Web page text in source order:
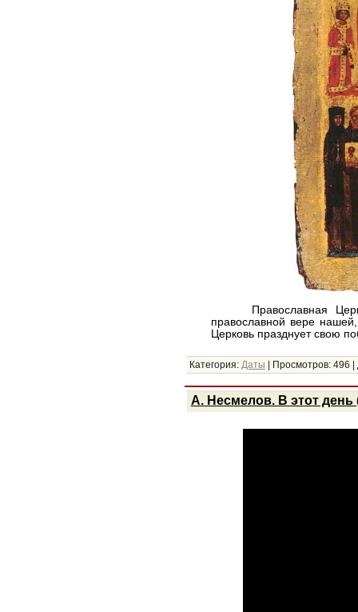
Православная
православной вере
Церковь празднует свою
Категория: Даты Просмотров: 496
А. Несмелов. В этот день